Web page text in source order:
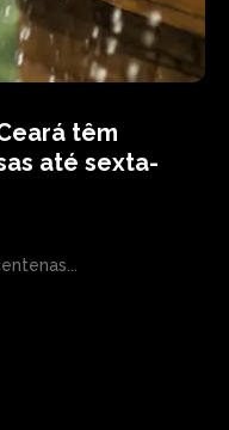
têm
até sexta-